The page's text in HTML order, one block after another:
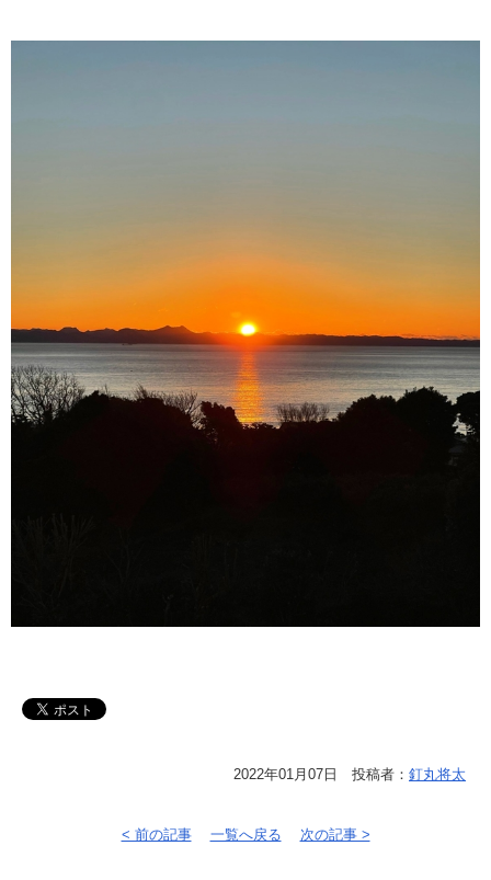
2022年01月07日 投稿者： 釘丸将太
< 前の記事 一覧へ戻る 次の記事 >